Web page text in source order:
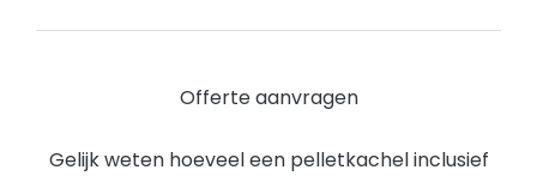
Offerte aanvragen
Gelijk weten hoeveel een pelletkachel inclusief